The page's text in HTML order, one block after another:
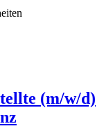
(m/w/d)